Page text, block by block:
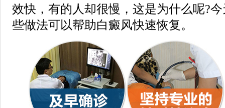
效快，有的人却很慢，这是为什么呢?
些做法可以帮助白癜风快速恢复。